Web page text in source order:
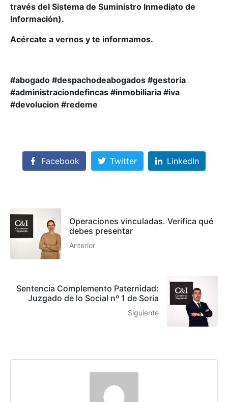
través del Sistema de Suministro Inmediato de
Información).
Acércate a vernos y te informamos.
#abogado #despachodeabogados #gestoria
#administraciondefincas #inmobiliaria #iva
#devolucion #redeme
Facebook Twitter LinkedIn
Operaciones vinculadas. Verifica qué
debes presentar
Anterior
Sentencia Complemento Paternidad:
Juzgado de lo Social nº 1 de Soria
Siguiente